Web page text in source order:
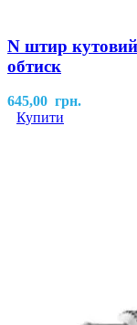
N штир
обтиск
645,00 грн.
Купити